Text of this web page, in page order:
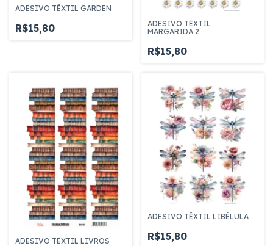
ADESIVO TÊXTIL GARDEN
R$15,80
ADESIVO TÊXTIL
MARGARIDA 2
R$15,80
ADESIVO TÊXTIL LIVROS
ADESIVO TÊXTIL LIBÉLULA
R$15,80